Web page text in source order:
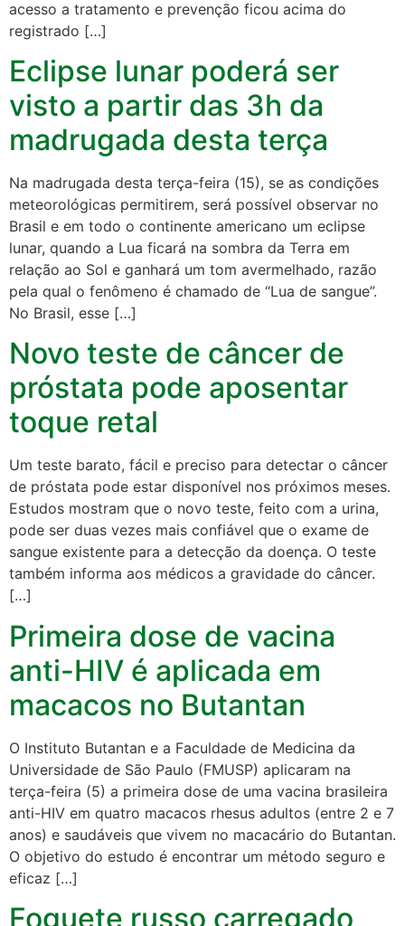
acesso a tratamento e prevenção ficou acima do
registrado […]
Eclipse lunar poderá ser
visto a partir das 3h da
madrugada desta terça
Na madrugada desta terça-feira (15), se as condições
meteorológicas permitirem, será possível observar no
Brasil e em todo o continente americano um eclipse
lunar, quando a Lua ficará na sombra da Terra em
relação ao Sol e ganhará um tom avermelhado, razão
pela qual o fenômeno é chamado de “Lua de sangue”.
No Brasil, esse […]
Novo teste de câncer de
próstata pode aposentar
toque retal
Um teste barato, fácil e preciso para detectar o câncer
de próstata pode estar disponível nos próximos meses.
Estudos mostram que o novo teste, feito com a urina,
pode ser duas vezes mais confiável que o exame de
sangue existente para a detecção da doença. O teste
também informa aos médicos a gravidade do câncer.
[…]
Primeira dose de vacina
anti-HIV é aplicada em
macacos no Butantan
O Instituto Butantan e a Faculdade de Medicina da
Universidade de São Paulo (FMUSP) aplicaram na
terça-feira (5) a primeira dose de uma vacina brasileira
anti-HIV em quatro macacos rhesus adultos (entre 2 e 7
anos) e saudáveis que vivem no macacário do Butantan.
O objetivo do estudo é encontrar um método seguro e
eficaz […]
Foguete russo carregado